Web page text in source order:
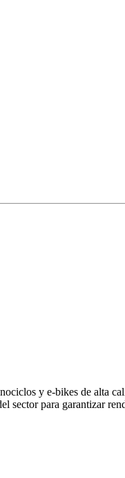
y e-bikes de alta
sector para garantizar